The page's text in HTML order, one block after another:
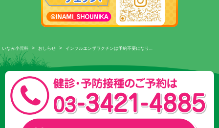
いなみ小児科 > おしらせ > インフルエンザワクチンは予約不要になり…